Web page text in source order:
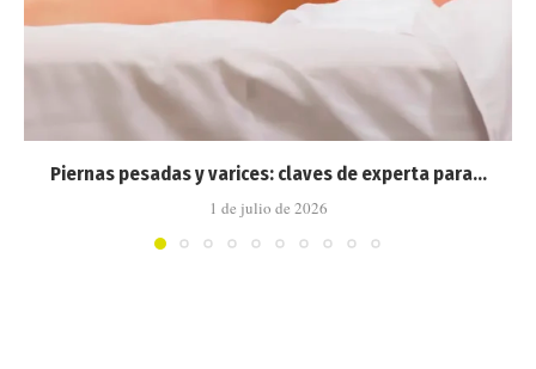
Piernas pesadas y varices: claves de experta para...
1 de julio de 2026